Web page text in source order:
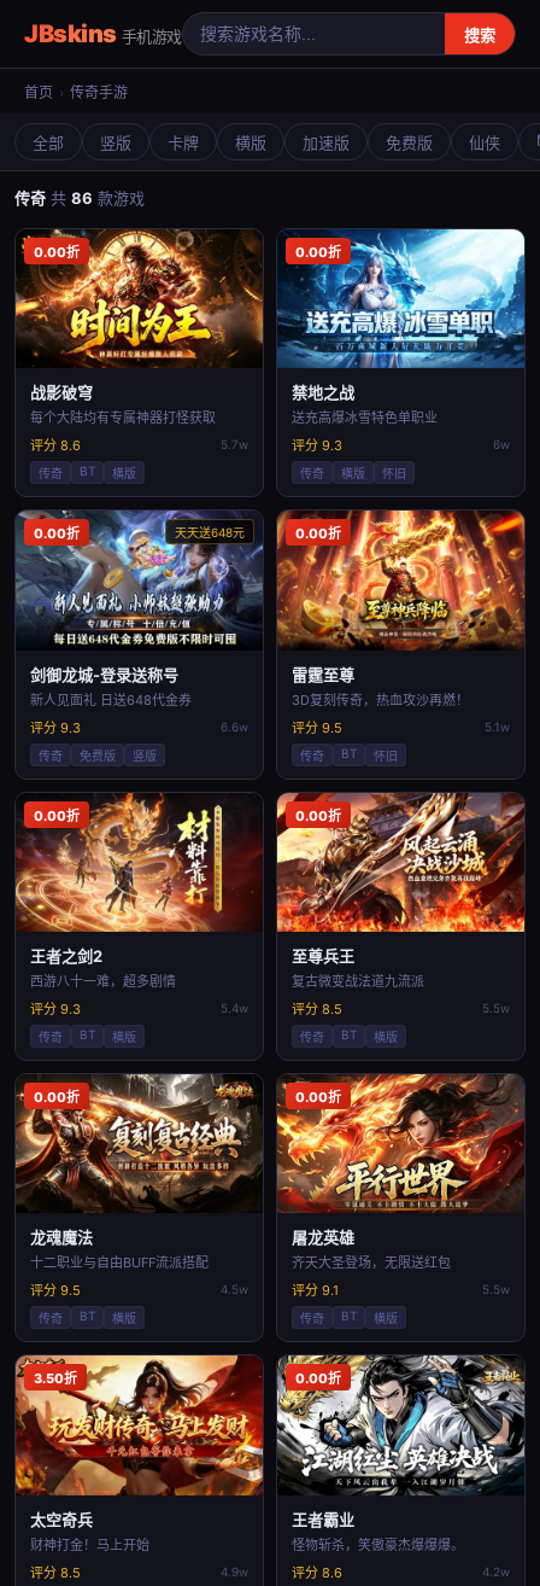
JBskins 手机游戏 搜索
首页 › 传奇手游
全部 竖版 卡牌 横版 加速版 免费版 仙侠
传奇 共 86 款游戏
0.00折
战影破穹
每个大陆均有专属神器打怪获取
评分 8.6
5.7w
传奇
BT 横版
0.00折
禁地之战
送充高爆冰雪特色单职业
评分 9.3
6w
传奇
横版 怀旧
0.00折 天天送648元
剑御龙城-登录送称号
新人见面礼 日送648代金券
评分 9.3
6.6w
传奇
免费版 竖版
0.00折
雷霆至尊
3D复刻传奇，热血攻沙再燃！
评分 9.5
5.1w
传奇
BT 怀旧
0.00折
王者之剑2
西游八十一难，超多剧情
评分 9.3
5.4w
传奇
BT 横版
0.00折
至尊兵王
复古微变战法道九流派
评分 8.5
5.5w
传奇
BT 横版
0.00折
龙魂魔法
十二职业与自由BUFF流派搭配
评分 9.5
4.5w
传奇
BT 横版
0.00折
屠龙英雄
齐天大圣登场，无限送红包
评分 9.1
5.5w
传奇
BT 横版
3.50折
太空奇兵
财神打金！马上开始
评分 8.5
4.9w
0.00折
王者霸业
怪物斩杀，笑傲豪杰爆爆爆。
评分 8.6
4.2w